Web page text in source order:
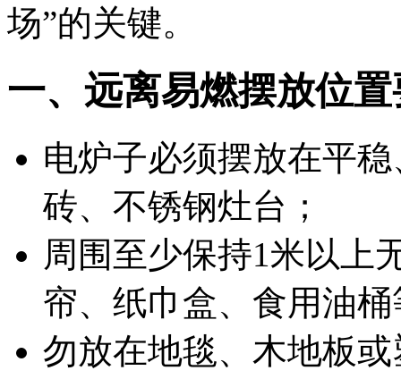
场”的关键。
一、远离易燃摆放位
电炉子必须摆放在平稳
砖、不锈钢灶台；
周围至少保持1米以上
帘、纸巾盒、食用油桶
勿放在地毯、木地板